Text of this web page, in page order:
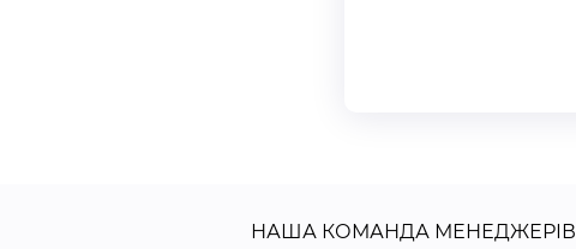
НАША КОМАНДА МЕНЕДЖЕРІВ